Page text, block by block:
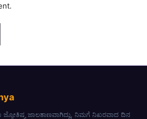
ಜ್ಯೋತಿಷ್ಯ ಜಾಲತಾಣವಾಗಿದ್ದು, ನಿಮಗೆ ನಿಖರವಾದ ದಿನ